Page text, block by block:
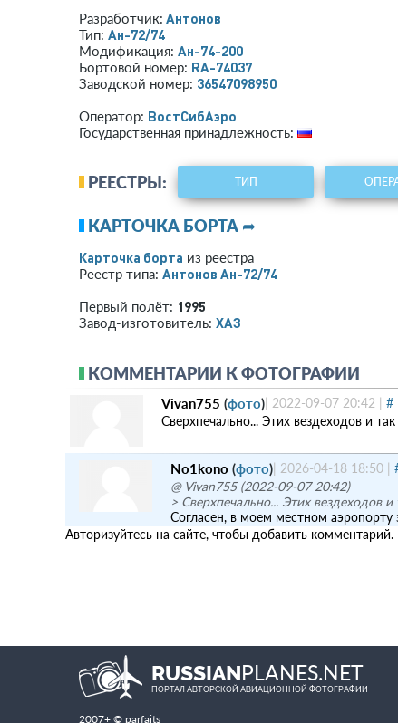
Разработчик: Антонов
Тип: Ан-72/74
Модификация: Ан-74-200
Бортовой номер: RA-74037
Заводской номер: 36547098950
Оператор: ВостСибАэро
Государственная принадлежность:
РЕЕСТРЫ: ТИП
КАРТОЧКА БОРТА ➦
Карточка борта из реестра
Реестр типа: Антонов Ан-72/74
Первый полёт: 1995
Завод-изготовитель: ХАЗ
КОММЕНТАРИИ К ФОТОГРАФИИ
Vivan755 (фото)| 2022-09-07 20:42 | #
Сверхпечально... Этих вездеходов и
No1kono (фото)| 2026-04-18 18:50 |
@ Vivan755 (2022-09-07 20:42)
> Сверхпечально... Этих вездеходов
Согласен, в моем местном
Авторизуйтесь на сайте, чтобы добавить комментарий.
RUSSIANPLANES.NET
ПОРТАЛ АВТОРСКОЙ АВИАЦИОННОЙ ФОТОГРАФИИ
2007+ © parfaits